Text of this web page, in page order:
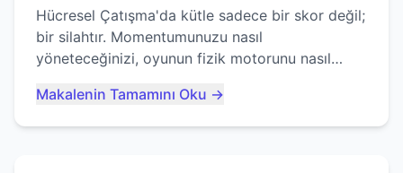
Hücresel Çatışma'da kütle sadece bir skor değil;
bir silahtır. Momentumunuzu nasıl
yöneteceğinizi, oyunun fizik motorunu nasıl
ustalaşacağınızı öğrenin...
Makalenin Tamamını Oku →